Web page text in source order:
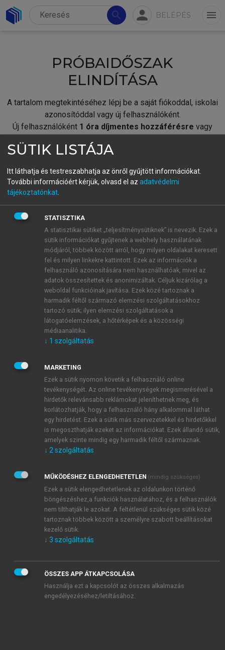
search person BELÉPÉS menu
PRÓBAIDŐSZAK
ELINDÍTÁSA
A tartalom megtekintéséhez lépj be a saját fiókoddal, iskolai
azonosítóddal vagy új felhasználóként.
Új felhasználóként 1 óra díjmentes hozzáférésre vagy
fiókoddal,vagy hozz létre új fiókot.
A regisztráció után apróbaidőszakautomatikusan
BELÉPÉS SAJÁT FIÓKKAL
ÚJ FIÓK LÉTREHOZÁSA
1 óra díjmentes hozzáférés
E-MAIL-CÍM
JELSZÓ
JELSZÓ ÚJRA
Kérek értesítést a MeRSZ újdonságairól, akcióiról.
Kérek értesítést az Akadémiai Kiadó Zrt. újdonságairól,
Adatkezelési tájékoztatóbanfoglaltakat tudomásul
veszem és elfogadom.
Általános vásárlási feltételeket, valamint a szotar.netés a
mersz.huoldalak licencszerződéseiben foglaltakat
tudomásul veszem és elfogadom.
KIPRÓBÁLOM
SÜTIK LISTÁJA
Itt láthatja és testreszabhatja az önről gyűjtött információkat.
További információért kérjük, olvasd el az adatvédelmi
tájékoztatónkat
STATISZTIKA
A statisztikai sütiket „teljesítménysütiknek” is nevezik. Ezek a
sütik információkat gyűjtenek a webhely használatának
módjáról, többek között arról, hogy milyen oldalakat keresett
fel és milyen linkekre kattintott. Ezek az információk a
felhasználó azonosítására nem használhatóak, mivel az
adatok összesítettek és anonimizáltak. Céljuk kizárólag a
weboldal funkcióinak javítása. Ezek közé tartoznak a
harmadik féltől származó elemzési szolgáltatásokhoz
tartozó sütik; ilyen elemzési szolgáltatások a
látogatóelemzések, a hőtérképek és a közösségi
médiaanalitika.
↓ 1 szolgáltatás
MARKETING
Ezek a sütik nyomon követik a felhasználó online
tevékenységét. Az online tevékenységek megismerésével a
hirdetők relevánsabb reklámokat jeleníthetnek meg, és
korlátozhatják, hogy a felhasználó hány alkalommal láthat
egy hirdetést. Ezek a sütik más szervezetekkel és hirdetőkkel
is megoszthatják ezeket az információkat. Ezek állandó sütik,
amelyek szinte mindig egy harmadik féltől származnak.
↓ 2 szolgáltatás
MŰKÖDÉSHEZ ELENGEDHETETLEN (mindig szükséges)
Ezek a sütik elengedhetetlenek az oldalunkon történő
böngészéshez,a funkciók használatához, és a felhasználók
nem tilthatják le azokat. A feltétlenül szükséges sütik közé
tartoznak többek között a személyre szabott beállításokat
kezelő sütik.
↓ 3 szolgáltatás
ÖSSZES APP ÁTKAPCSOLÁSA
Használja ezt a kapcsolót az összes alkalmazás
engedélyezéséhez/letiltásához.